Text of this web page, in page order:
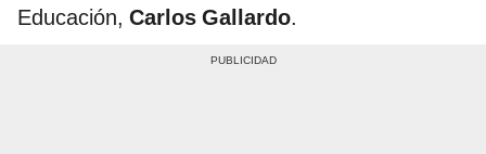
Educación, Carlos Gallardo.